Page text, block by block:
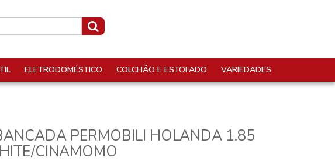
ELETRODOMÉSTICO COLCHÃO E ESTOFADO VARIEDADES
PERMOBILI HOLANDA 1.85
CINAMOMO